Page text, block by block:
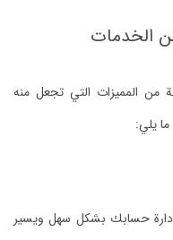
الخدمات
من المميزات التي تجعل منه
يلي:
حسابك بشكل سهل ويسير